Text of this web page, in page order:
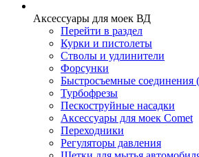
Аксессуары для моек ВД
Перейти в раздел
Курки и пистолеты
Стволы и удлинители
Форсунки
Быстросъемные соединения
Турбофрезы
Пескоструйные насадки
Аксессуары для моек Comet
Переходники
Регуляторы давления